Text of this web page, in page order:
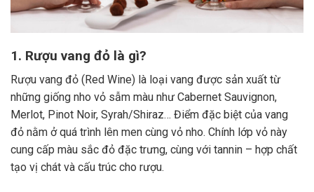
1. Rượu vang đỏ là gì?
Rượu vang đỏ (Red Wine) là loại vang được sản xuất từ
những giống nho vỏ sẫm màu như Cabernet Sauvignon,
Merlot, Pinot Noir, Syrah/Shiraz… Điểm đặc biệt của vang
đỏ nằm ở quá trình lên men cùng vỏ nho. Chính lớp vỏ này
cung cấp màu sắc đỏ đặc trưng, cùng với tannin – hợp chất
tạo vị chát và cấu trúc cho rượu.